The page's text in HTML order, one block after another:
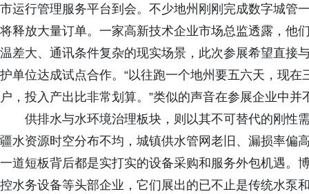
市运行管理服务平台到会。不少地州刚刚完成数字城管
将释放大量订单。一家高新技术企业市场总监透露，他
温差大、通讯条件复杂的现实场景，此次参展希望直接
护单位达成试点合作。“以往跑一个地州要五六天，现
户，投入产出比非常划算。”类似的声音在参展企业中并
供排水与水环境治理板块，则以其不可替代的刚性
疆水资源时空分布不均，城镇供水管网老旧、漏损率偏
一道短板背后都是实打实的设备采购和服务外包机遇。
控水务设备等头部企业，它们展出的已不止是传统水泵